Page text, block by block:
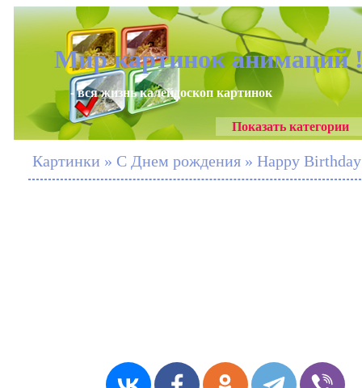
Мир картинок анимаций
- вся жизнь калейдоскоп картинок
Показать категории
Картинки » С Днем рождения » Happy